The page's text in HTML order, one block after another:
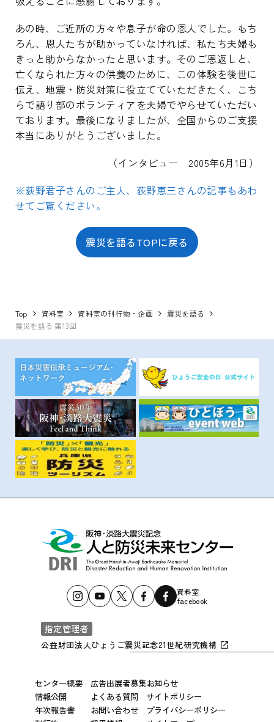
あの時、ご近所の方々や息子が命の恩人でした。もち
ろん、恩人たちが助かっていなければ、私たち夫婦も
きっと助からなかったと思います。そのご恩返しと、
亡くなられた方々の供養のために、この体験を後世に
伝え、地震・防災対策に役立てていただきたく、こち
らで語り部のボランティアを夫婦でやらせていただい
ております。最後になりましたが、全国からのご支援
本当にありがとうございました。
（インタビュー 2005年6月1日）
※荻野君子さんのご主人、荻野恵三さんの記事もあわ
せてご覧ください。
震災を語るTOPに戻る
Top 資料室 資料室の刊行物・企画
震災を語る
震災を語る 第13回
資料室
facebook
指定管理者
公益財団法人ひょうご震災記念21世紀研究機構
センター概要
情報公開
年次報告書
広告出展者募集
よくある質問
お問い合わせ
お知らせ
サイトポリシー
プライバシーポリシー